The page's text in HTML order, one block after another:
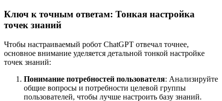
Ключ к точным ответам: Тонкая настройка
точек знаний
Чтобы настраиваемый робот ChatGPT отвечал точнее,
основное внимание уделяется детальной тонкой настройке
точек знаний:
Понимание потребностей пользователя: Анализируйте
общие вопросы и потребности целевой группы
пользователей, чтобы лучше настроить базу знаний.